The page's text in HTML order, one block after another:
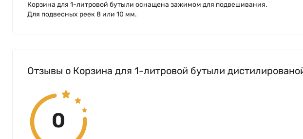
Корзина для 1-литровой бутыли оснащена зажимом для подвешивания.
Для подвесных реек 8 или 10 мм.
Отзывы о Корзина для 1-литровой бутыли
0